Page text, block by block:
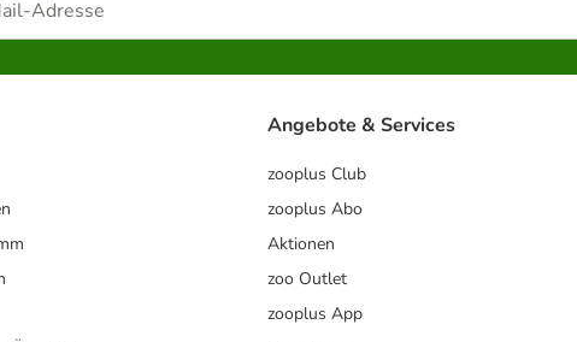
Angebote & Services
zooplus Club
zooplus Abo
Aktionen
zoo Outlet
zooplus App